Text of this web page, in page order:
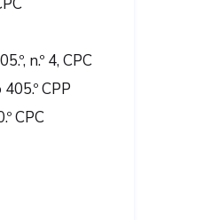
n.º 4, CPC
CPP
CPC